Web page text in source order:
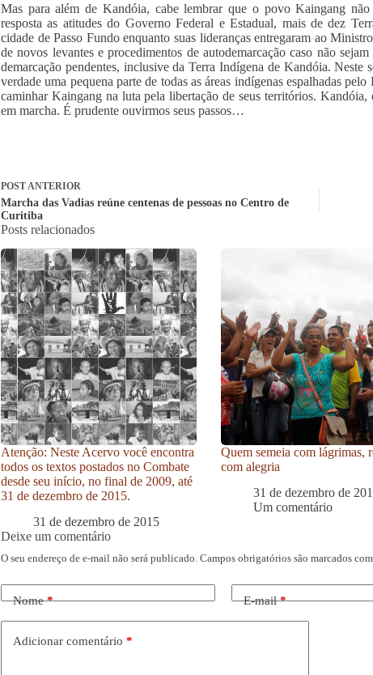
Mas para além de Kandóia, cabe lembrar que o povo Kaingang
resposta as atitudes do Governo Federal e Estadual, mais de dez
cidade de Passo Fundo enquanto suas lideranças entregaram ao
de novos levantes e procedimentos de autodemarcação caso não
demarcação pendentes, inclusive da Terra Indígena de Kandóia.
verdade uma pequena parte de todas as áreas indígenas espalhadas
caminhar Kaingang na luta pela libertação de seus territórios.
em marcha. É prudente ouvirmos seus passos…
POSTANTERIOR
Marcha das Vadias reúne centenas de pessoas no Centro de
Curitiba
Posts relacionados
Atenção: Neste Acervo você encontra
todos os textos postados no Combate
desde seu início, no final de 2009, até
31 de dezembro de 2015.
31 de dezembro de 2015
Quem semeia com lágrimas,
com alegria
31 de dezembro de
Um comentário
Deixe um comentário
O seu endereço de e-mail não será publicado. Campos obrigatórios são marcados com
Nome* E-mail*
Adicionar comentário *